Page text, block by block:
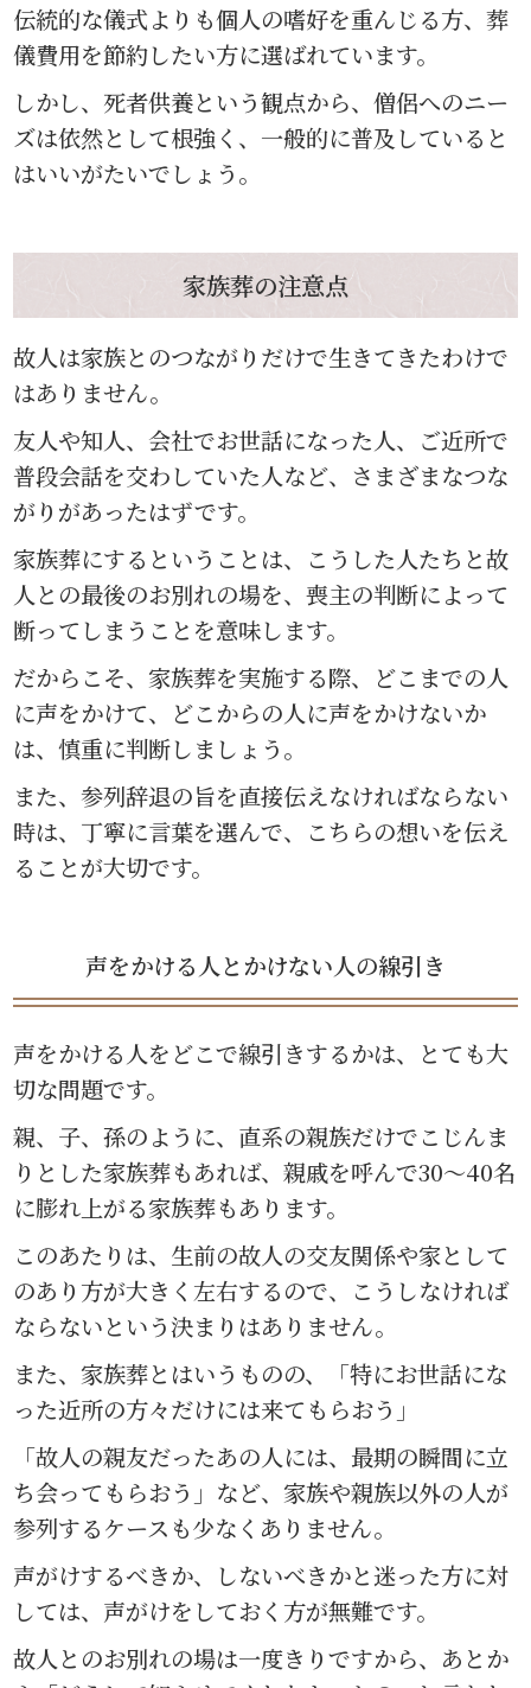
伝統的な儀式よりも個人の嗜好を重んじる方、葬
儀費用を節約したい方に選ばれています。
しかし、死者供養という観点から、僧侶へのニー
ズは依然として根強く、一般的に普及していると
はいいがたいでしょう。
家族葬の注意点
故人は家族とのつながりだけで生きてきたわけで
はありません。
友人や知人、会社でお世話になった人、ご近所で
普段会話を交わしていた人など、さまざまなつな
がりがあったはずです。
家族葬にするということは、こうした人たちと故
人との最後のお別れの場を、喪主の判断によって
断ってしまうことを意味します。
だからこそ、家族葬を実施する際、どこまでの人
に声をかけて、どこからの人に声をかけないか
は、慎重に判断しましょう。
また、参列辞退の旨を直接伝えなければならない
時は、丁寧に言葉を選んで、こちらの想いを伝え
ることが大切です。
声をかける人とかけない人の線引き
声をかける人をどこで線引きするかは、とても大
切な問題です。
親、子、孫のように、直系の親族だけでこじんま
りとした家族葬もあれば、親戚を呼んで30〜40名
に膨れ上がる家族葬もあります。
このあたりは、生前の故人の交友関係や家として
のあり方が大きく左右するので、こうしなければ
ならないという決まりはありません。
また、家族葬とはいうものの、「特にお世話にな
った近所の方々だけには来てもらおう」
「故人の親友だったあの人には、最期の瞬間に立
ち会ってもらおう」など、家族や親族以外の人が
参列するケースも少なくありません。
声がけするべきか、しないべきかと迷った方に対
しては、声がけをしておく方が無難です。
故人とのお別れの場は一度きりですから、あとか